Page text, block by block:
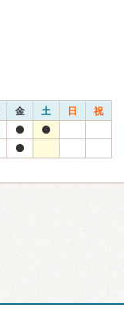
金 土 日 祝